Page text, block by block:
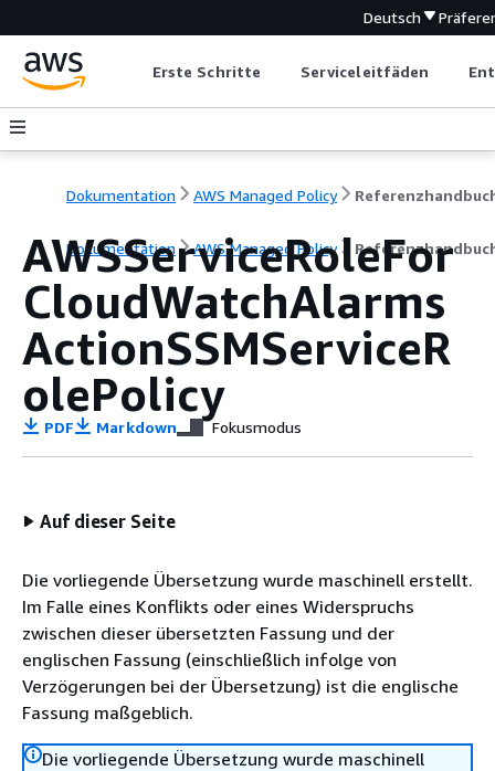
Deutsch
Erste Schritte Serviceleitfäden
Dokumentation AWS Managed Policy
Dokumentation AWS Managed Policy
AWSServiceRoleFor
CloudWatchAlarms
ActionSSMServiceR
olePolicy
PDF Markdown Fokusmodus
Auf dieser Seite
Die vorliegende Übersetzung wurde maschinell erstellt.
Im Falle eines Konflikts oder eines Widerspruchs
zwischen dieser übersetzten Fassung und der
englischen Fassung (einschließlich infolge von
Verzögerungen bei der Übersetzung) ist die englische
Fassung maßgeblich.
Die vorliegende Übersetzung wurde maschinell